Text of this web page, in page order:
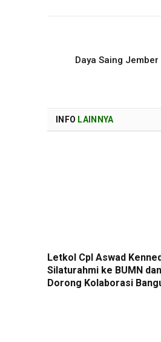
Daya Saing
INFO LAINNYA
Letkol Cpl Aswad
Silaturahmi ke BUMN
Dorong Kolaborasi